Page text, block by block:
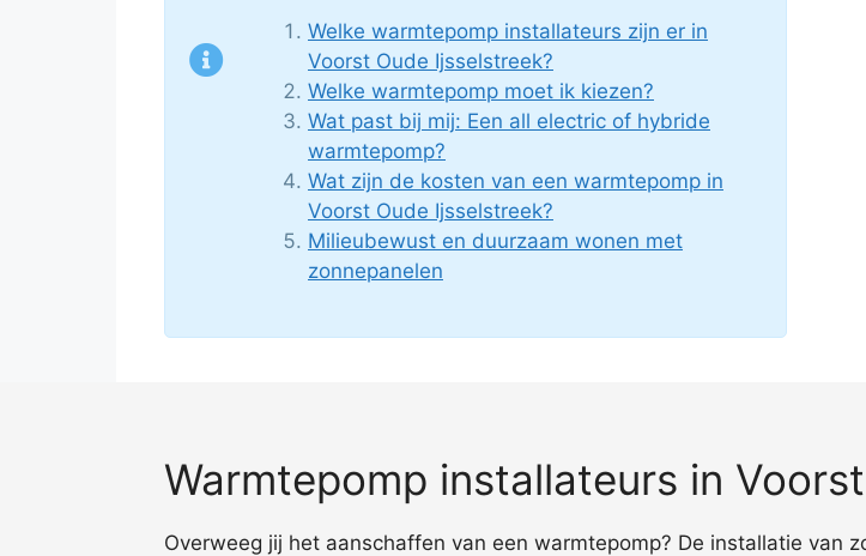
Welke warmtepomp installateurs zijn er in
Voorst Oude Ijsselstreek?
Welke warmtepomp moet ik kiezen?
Wat past bij mij: Een all electric of hybride
warmtepomp?
Wat zijn de kosten van een warmtepomp in
Voorst Oude Ijsselstreek?
Milieubewust en duurzaam wonen met
zonnepanelen
Warmtepomp installateurs in
Overweeg jij het aanschaffen van een warmtepomp? De installatie van